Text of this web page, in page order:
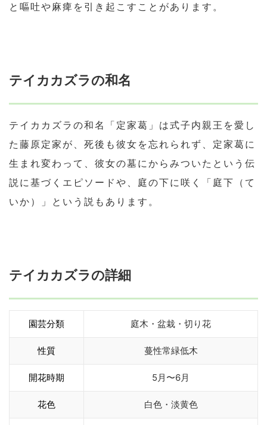
と嘔吐や麻痺を引き起こすことがあります。
テイカカズラの和名
テイカカズラの和名「定家葛」は式子内親王を愛し
た藤原定家が、死後も彼女を忘れられず、定家葛に
生まれ変わって、彼女の墓にからみついたという伝
説に基づくエピソードや、庭の下に咲く「庭下（て
いか）」という説もあります。
テイカカズラの詳細
園芸分類 庭木・盆栽・切り花
性質 蔓性常緑低木
開花時期 5月〜6月
花色 白色・淡黄色